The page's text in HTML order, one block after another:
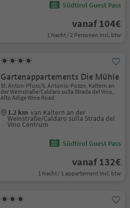
Südtirol Guest Pass
vanaf 104€
1 Nacht / 2 Personen Incl. btw
Gartenappartements Die Mühle
St. Anton-Pfuss/S. Antonio-Pozzo, Kaltern an
der Weinstraße/Caldaro sulla Strada del Vino,
Alto Adige Wine Road
1.2 km van Kaltern an der
Weinstraße/Caldaro sulla Strada del
Vino Centrum
Südtirol Guest Pass
vanaf 132€
1 Nacht / 1 appartement Incl. btw